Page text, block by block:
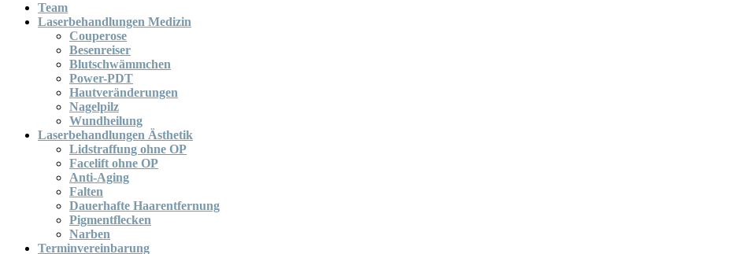
Team
Laserbehandlungen Medizin
Couperose
Besenreiser
Blutschwämmchen
Power-PDT
Hautveränderungen
Nagelpilz
Wundheilung
Laserbehandlungen Ästhetik
Lidstraffung ohne OP
Facelift ohne OP
Anti-Aging
Falten
Dauerhafte Haarentfernung
Pigmentflecken
Narben
Terminvereinbarung